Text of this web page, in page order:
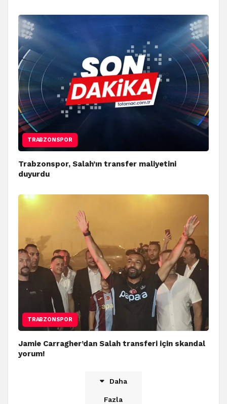
TRABZONSPOR
Trabzonspor, Salah’ın transfer maliyetini
duyurdu
TRABZONSPOR
Jamie Carragher’dan Salah transferi için skandal
yorum!
Daha
Fazla